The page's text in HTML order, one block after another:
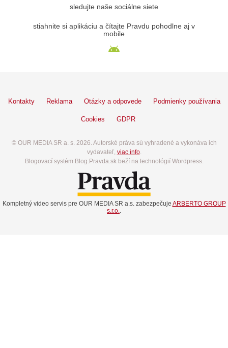
sledujte naše sociálne siete
stiahnite si aplikáciu a čítajte Pravdu pohodlne aj v
mobile
Kontakty Reklama Otázky a odpovede Podmienky používania
Cookies GDPR
© OUR MEDIA SR a. s. 2026. Autorské práva sú vyhradené a vykonáva ich
vydavateľ, viac info.
Blogovací systém Blog.Pravda.sk beží na technológií Wordpress.
Kompletný video servis pre OUR MEDIA SR a.s. zabezpečuje ARBERTO GROUP
s.r.o.